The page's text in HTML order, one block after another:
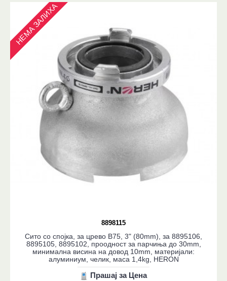
8898115
НЕМА ЗАЛИХА
Сито со спојка, за црево B75, 3" (80mm), за 8895106,
8895105, 8895102, проодност за парчиња до 30mm,
минимална висина на довод 10mm, материјали:
алуминиум, челик, маса 1,4kg, HERON
Прашај за Цена